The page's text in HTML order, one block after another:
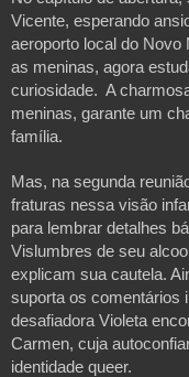
Vicente, esperando
aeroporto local do
as meninas, agora
curiosidade. A
meninas, garante um
família.
Mas, na segunda
fraturas nessa visão
para lembrar detalhes
Vislumbres de seu
explicam sua cautela.
suporta os comentários
desafiadora Violeta
Carmen, cuja
identidade queer.